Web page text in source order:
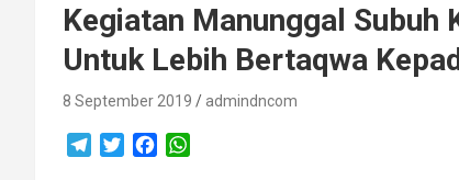
Kegiatan Manunggal
Untuk Lebih Bertaqwa
8 September 2019 admindncom